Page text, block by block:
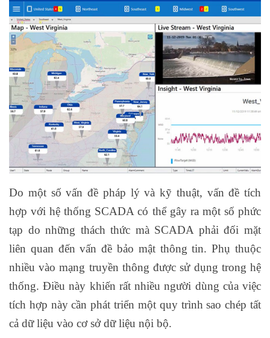
Do một số vấn đề pháp lý và kỹ thuật, vấn đề tích
hợp với hệ thống SCADA có thể gây ra một số phức
tạp do những thách thức mà SCADA phải đối mặt
liên quan đến vấn đề bảo mật thông tin. Phụ thuộc
nhiều vào mạng truyền thông được sử dụng trong hệ
thống. Điều này khiến rất nhiều người dùng của việc
tích hợp này cần phát triển một quy trình sao chép tất
cả dữ liệu vào cơ sở dữ liệu nội bộ.